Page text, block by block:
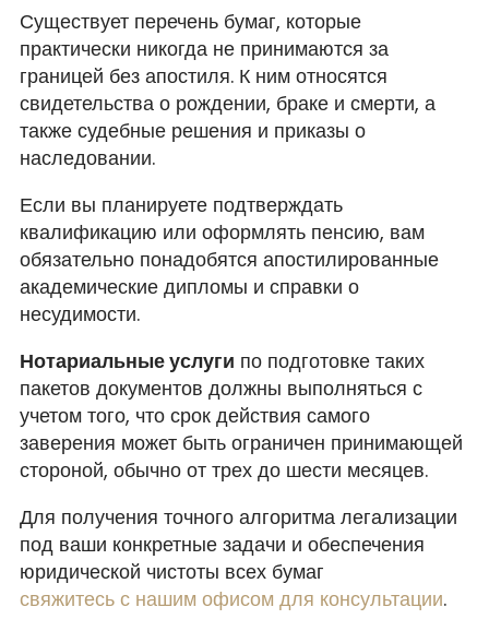
Существует перечень бумаг, которые
практически никогда не принимаются за
границей без апостиля. К ним относятся
свидетельства о рождении, браке и смерти, а
также судебные решения и приказы о
наследовании.
Если вы планируете подтверждать
квалификацию или оформлять пенсию, вам
обязательно понадобятся апостилированные
академические дипломы и справки о
несудимости.
Нотариальные услуги по подготовке таких
пакетов документов должны выполняться с
учетом того, что срок действия самого
заверения может быть ограничен принимающей
стороной, обычно от трех до шести месяцев.
Для получения точного алгоритма легализации
под ваши конкретные задачи и обеспечения
юридической чистоты всех бумаг
свяжитесь с нашим офисом для консультации.